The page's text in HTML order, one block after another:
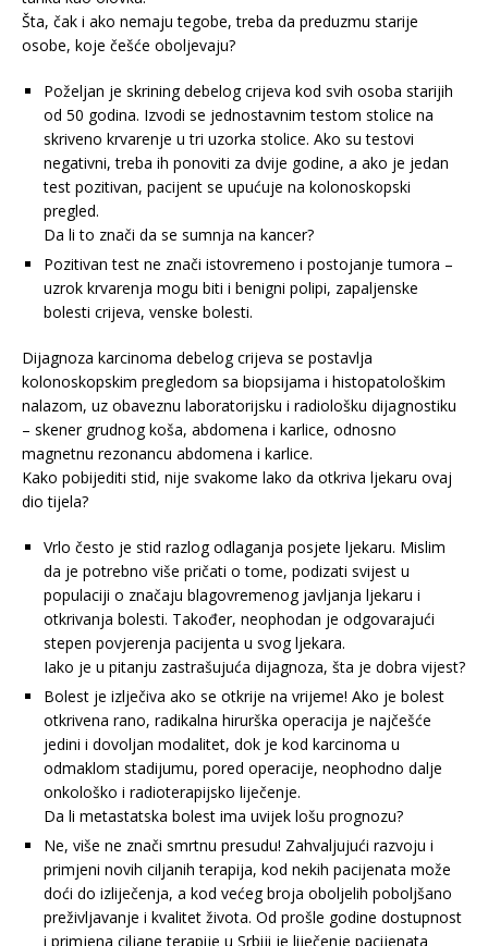
Šta, čak i ako nemaju tegobe, treba da preduzmu starije
osobe, koje češće oboljevaju?
Poželjan je skrining debelog crijeva kod svih osoba starijih
od 50 godina. Izvodi se jednostavnim testom stolice na
skriveno krvarenje u tri uzorka stolice. Ako su testovi
negativni, treba ih ponoviti za dvije godine, a ako je jedan
test pozitivan, pacijent se upućuje na kolonoskopski
pregled.
Da li to znači da se sumnja na kancer?
Pozitivan test ne znači istovremeno i postojanje tumora –
uzrok krvarenja mogu biti i benigni polipi, zapaljenske
bolesti crijeva, venske bolesti.
Dijagnoza karcinoma debelog crijeva se postavlja
kolonoskopskim pregledom sa biopsijama i histopatološkim
nalazom, uz obaveznu laboratorijsku i radiološku dijagnostiku
– skener grudnog koša, abdomena i karlice, odnosno
magnetnu rezonancu abdomena i karlice.
Kako pobijediti stid, nije svakome lako da otkriva ljekaru ovaj
dio tijela?
Vrlo često je stid razlog odlaganja posjete ljekaru. Mislim
da je potrebno više pričati o tome, podizati svijest u
populaciji o značaju blagovremenog javljanja ljekaru i
otkrivanja bolesti. Također, neophodan je odgovarajući
stepen povjerenja pacijenta u svog ljekara.
Iako je u pitanju zastrašujuća dijagnoza, šta je dobra vijest?
Bolest je izlječiva ako se otkrije na vrijeme! Ako je bolest
otkrivena rano, radikalna hirurška operacija je najčešće
jedini i dovoljan modalitet, dok je kod karcinoma u
odmaklom stadijumu, pored operacije, neophodno dalje
onkološko i radioterapijsko liječenje.
Da li metastatska bolest ima uvijek lošu prognozu?
Ne, više ne znači smrtnu presudu! Zahvaljujući razvoju i
primjeni novih ciljanih terapija, kod nekih pacijenata može
doći do izliječenja, a kod većeg broja oboljelih poboljšano
preživljavanje i kvalitet života. Od prošle godine dostupnost
i primjena ciljane terapije u Srbiji je liječenje pacijenata